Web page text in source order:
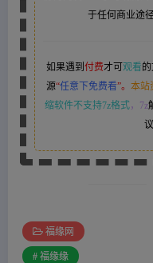
于任何商业途
如果遇到 付费才可 观看
源“任意下免费看”。 本站
缩软件不支持7z格式，7z
福缘网
# 福缘缘